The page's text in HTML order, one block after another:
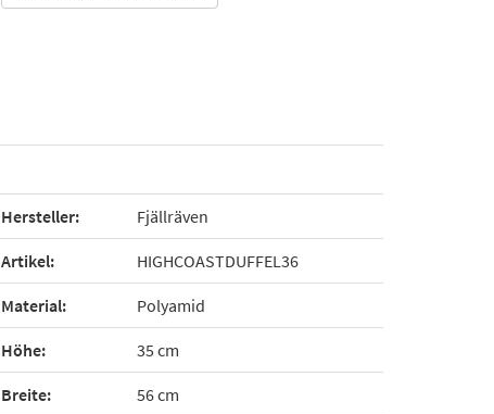
Hersteller: Fjällräven
Artikel: HIGHCOASTDUFFEL36
Material: Polyamid
Höhe: 35 cm
Breite: 56 cm